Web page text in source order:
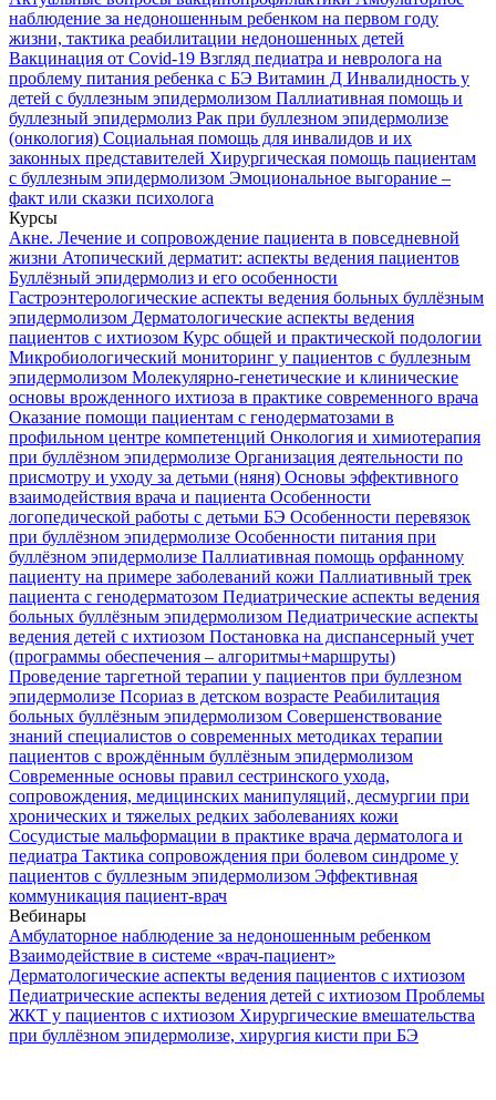
наблюдение за недоношенным ребенком на первом году
жизни, тактика реабилитации недоношенных детей
Вакцинация от Covid-19 Взгляд педиатра и невролога на
проблему питания ребенка с БЭ Витамин Д Инвалидность у
детей с буллезным эпидермолизом Паллиативная помощь и
буллезный эпидермолиз Рак при буллезном эпидермолизе
(онкология) Социальная помощь для инвалидов и их
законных представителей Хирургическая помощь пациентам
с буллезным эпидермолизом Эмоциональное выгорание –
факт или сказки психолога
Курсы
Акне. Лечение и сопровождение пациента в повседневной
жизни Атопический дерматит: аспекты ведения пациентов
Буллёзный эпидермолиз и его особенности
Гастроэнтерологические аспекты ведения больных буллёзным
эпидермолизом Дерматологические аспекты ведения
пациентов с ихтиозом Курс общей и практической подологии
Микробиологический мониторинг у пациентов с буллезным
эпидермолизом Молекулярно-генетические и клинические
основы врожденного ихтиоза в практике современного врача
Оказание помощи пациентам с генодерматозами в
профильном центре компетенций Онкология и химиотерапия
при буллёзном эпидермолизе Организация деятельности по
присмотру и уходу за детьми (няня) Основы эффективного
взаимодействия врача и пациента Особенности
логопедической работы с детьми БЭ Особенности перевязок
при буллёзном эпидермолизе Особенности питания при
буллёзном эпидермолизе Паллиативная помощь орфанному
пациенту на примере заболеваний кожи Паллиативный трек
пациента с генодерматозом Педиатрические аспекты ведения
больных буллёзным эпидермолизом Педиатрические аспекты
ведения детей с ихтиозом Постановка на диспансерный учет
(программы обеспечения – алгоритмы+маршруты)
Проведение таргетной терапии у пациентов при буллезном
эпидермолизе Псориаз в детском возрасте Реабилитация
больных буллёзным эпидермолизом Совершенствование
знаний специалистов о современных методиках терапии
пациентов с врождённым буллёзным эпидермолизом
Современные основы правил сестринского ухода,
сопровождения, медицинских манипуляций, десмургии при
хронических и тяжелых редких заболеваниях кожи
Сосудистые мальформации в практике врача дерматолога и
педиатра Тактика сопровождения при болевом синдроме у
пациентов с буллезным эпидермолизом Эффективная
коммуникация пациент-врач
Вебинары
Амбулаторное наблюдение за недоношенным ребенком
Взаимодействие в системе «врач-пациент»
Дерматологические аспекты ведения пациентов с ихтиозом
Педиатрические аспекты ведения детей с ихтиозом Проблемы
ЖКТ у пациентов с ихтиозом Хирургические вмешательства
при буллёзном эпидермолизе, хирургия кисти при БЭ